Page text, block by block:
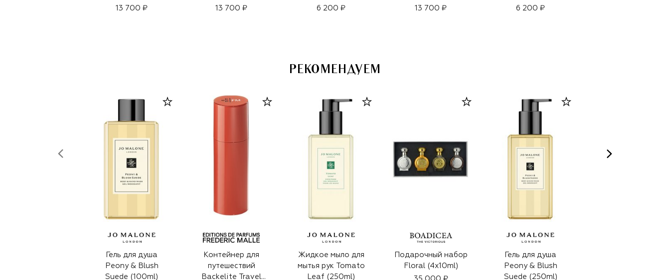
13 700 ₽
13 700 ₽
6 200 ₽ 13 700 ₽ 6 200 ₽
РЕКОМЕНДУЕМ
Гель для душа
Peony & Blush
Suede (100ml)
Контейнер для
путешествий
Backelite Travel
Жидкое мыло для
мытья рук Tomato
Leaf (250ml)
Подарочный набор
Floral (4x10ml)
Гель для душа
Peony & Blush
Suede (250ml)